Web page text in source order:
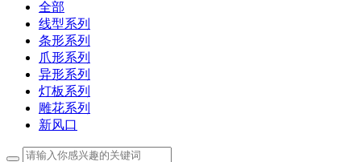
全部
线型系列
条形系列
爪形系列
异形系列
灯板系列
雕花系列
新风口